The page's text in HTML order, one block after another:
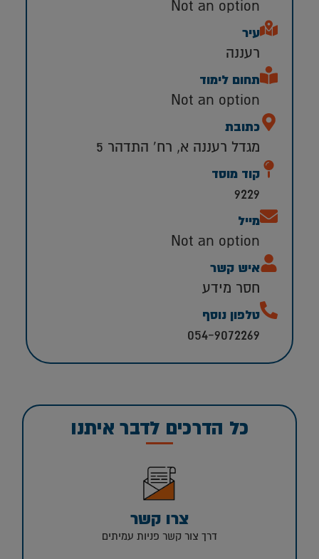
Not an option
עיר
רעננה
תחום לימוד
Not an option
כתובת
מגדל רעננה א, רח' התדהר 5
קוד מוסד
9229
מייל
Not an option
איש קשר
חסר מידע
טלפון נוסף
054-9072269
כל הדרכים לדבר איתנו
צרו קשר
דרך צור קשר פניות עמיתים